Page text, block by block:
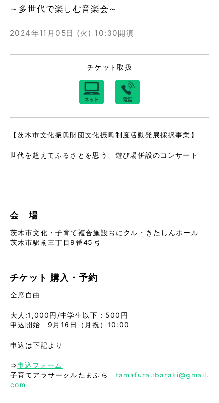
～多世代で楽しむ音楽会～
2024年11月05日 (火) 10:30開演
チケット取扱
【茨木市文化振興財団文化振興制度活動発展採択事業】
世代を超えてふるさとを思う、遊び場併設のコンサート
会 場
茨木市文化・子育て複合施設おにクル・きたしんホール
茨木市駅前三丁目9番45号
チケット 購入・予約
全席自由
大人:1,000円/中学生以下：500円
申込開始：9月16日（月祝）10:00
申込は下記より
⇒申込フォーム
子育てアラサークルたまふら tamafura.ibaraki@gmail.
com